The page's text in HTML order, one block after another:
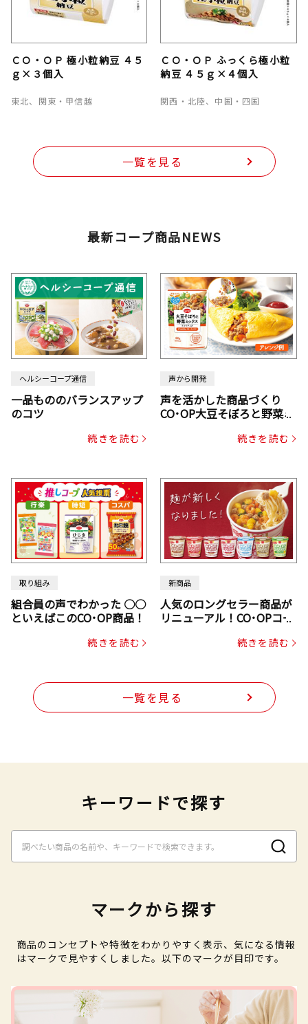
ＣＯ・ＯＰ 極小粒納豆 ４５
ｇ×３個入
東北、関東・甲信越
ＣＯ・ＯＰ ふっくら極小粒
納豆 ４５ｇ×４個入
関西・北陸、中国・四国
一覧を見る
最新コープ商品NEWS
ヘルシーコープ通信
一品もののバランスアップ
のコツ
続きを読む
声から開発
声を活かした商品づくり
CO･OP大豆そぼろと野菜ミ
じん・コーン入り）続きを読む
取り組み
組合員の声でわかった ○○
といえばこのCO･OP商品！
続きを読む
新商品
人気のロングセラー商品が
リニューアル！CO･OPコー
続きを読む
一覧を見る
キーワードで探す
マークから探す
商品のコンセプトや特徴をわかりやすく表示、気になる情報
はマークで見やすくしました。以下のマークが目印です。